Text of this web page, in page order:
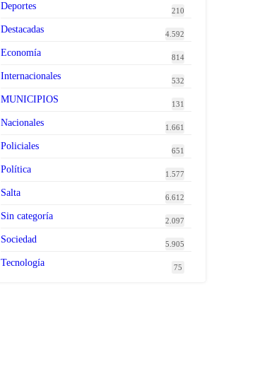
Deportes 210
Destacadas 4.592
Economía 814
Internacionales 532
MUNICIPIOS 131
Nacionales 1.661
Policiales 651
Política 1.577
Salta 6.612
Sin categoría 2.097
Sociedad 5.905
Tecnología 75